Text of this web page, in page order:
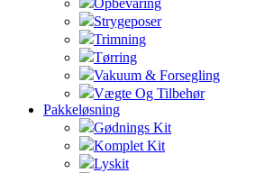
Opbevaring
Strygeposer
Trimning
Tørring
Vakuum & Forsegling
Vægte Og Tilbehør
Pakkeløsning
Gødnings Kit
Komplet Kit
Lyskit